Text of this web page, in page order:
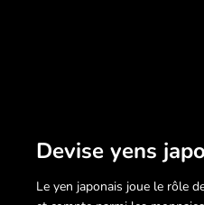
Devise yens
Le yen japonais joue le rôle